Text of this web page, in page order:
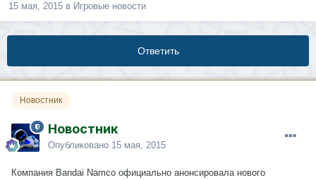
15 мая, 2015 в Игровые новости
Ответить
Новостник
Новостник
Опубликовано 15 мая, 2015
Компания Bandai Namco официально анонсировала нового